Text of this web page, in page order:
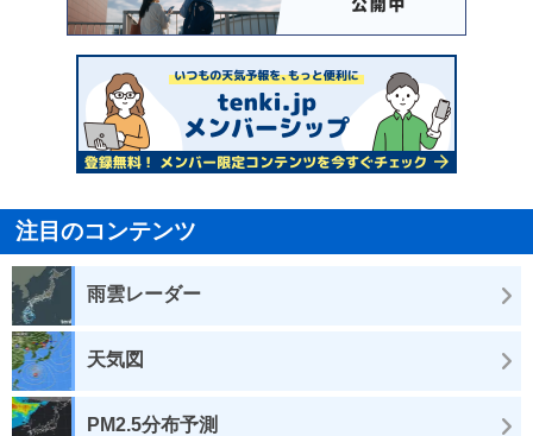
注目のコンテンツ
雨雲レーダー
天気図
PM2.5分布予測